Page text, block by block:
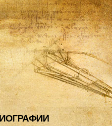
ИОГРАФИИ